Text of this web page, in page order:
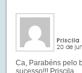
Priscila
20 de
Ca, Parabéns pelo